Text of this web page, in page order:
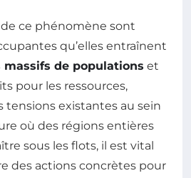
ce phénomène sont
qu’elles entraînent
de populations et
pour les ressources,
tensions existantes au sein
où des régions entières
sous les flots, il est vital
des actions concrètes pour